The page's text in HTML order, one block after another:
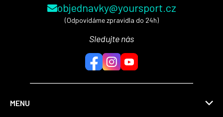
objednavky@yoursport.cz
(Odpovídáme zpravidla do 24h)
Sledujte nás
MENU